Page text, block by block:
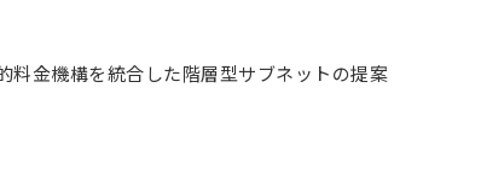
金機構を統合した階層型サブネットの提案